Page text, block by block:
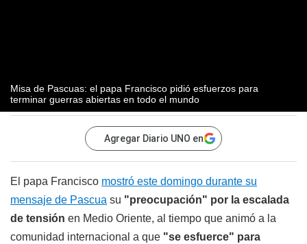
Misa de Pascuas: el papa Francisco pidió esfuerzos para
terminar guerras abiertas en todo el mundo
Agregar Diario UNO en
El papa Francisco mostró este domingo durante su
mensaje de Pascua su "preocupación" por la escalada
de tensión en Medio Oriente, al tiempo que animó a la
comunidad internacional a que "se esfuerce" para